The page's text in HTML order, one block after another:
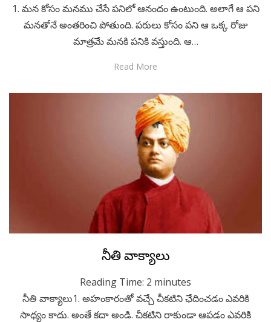
1. మన కోసం మనము చేసే పనిలో ఆనందం ఉంటుంది. అలాగే ఆ పని
మనతోనే అంతరించి పోతుంది. పరులు కోసం పని ఆ ఒక్క రోజు
మాత్రమే మనకి పనికి వస్తుంది. ఆ…
Read More
Posted
on
July 14, 2020
Telugu
నీతి వాక్యాలు
Reading Time: 2 minutes
నీతి వాక్యాలు1. అహంకారంతో వచ్చే చీకటిని ఛేదించడం ఎవరికి
సాధ్యం కాదు. అంతే కదా అండి. చీకటిని రాకుండా ఆపడం ఎవరికి